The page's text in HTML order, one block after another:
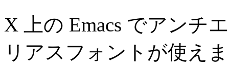
X 上の Emacs でアンチ
リアスフォントが使えま